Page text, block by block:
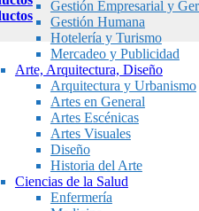
Gestión Empresarial y
Gestión Humana
Hotelería y Turismo
Mercadeo y Publicidad
Arte, Arquitectura, Diseño
Arquitectura y Urbanismo
Artes en General
Artes Escénicas
Artes Visuales
Diseño
Historia del Arte
Ciencias de la Salud
Enfermería